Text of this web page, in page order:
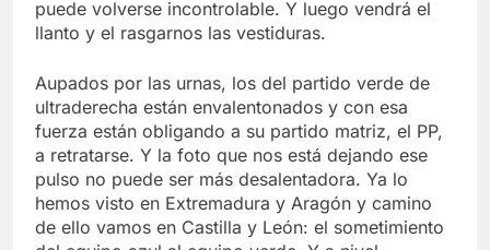
puede volverse incontrolable. Y luego vendrá el
llanto y el rasgarnos las vestiduras.
Aupados por las urnas, los del partido verde de
ultraderecha están envalentonados y con esa
fuerza están obligando a su partido matriz, el PP,
a retratarse. Y la foto que nos está dejando ese
pulso no puede ser más desalentadora. Ya lo
hemos visto en Extremadura y Aragón y camino
de ello vamos en Castilla y León: el sometimiento